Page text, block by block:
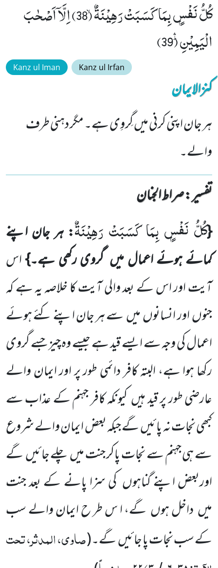
كُلُّ نَفْسٍۭ بِمَا كَسَبَتْ رَهِیْنَةٌۙ (38) اِلَّاۤ اَصْحٰبَ
الْیَمِیْنِؕۛ (39)
Kanz ul Iman Kanz ul Irfan
کنزالایمان
ہر جان اپنی کرنی میں گِروِی ہے۔ مگر دہنی طرف
والے۔
تفسیر : ‎صراط الجنان
{كُلُّ نَفْسٍۭ بِمَا كَسَبَتْ رَهِیْنَةٌ: ہر جان اپنے
کمائے ہوئے اعمال میں گروی رکھی ہے۔}اس
آیت اور اس کے بعد والی آیت کا خلاصہ یہ ہے کہ
جنوںاور انسانوںمیںسے ہر جان اپنے کئے ہوئے
اعمال کی وجہ سے ایسے قید ہے جیسے وہ چیز جسے گروی
رکھا ہوا ہے، البتہ کافر دائمی طور پر اور ایمان والے
عارضی طور پر قید ہیں کیونکہ کافر جہنم کے عذاب سے
کبھی نجات نہ پائیںگے جبکہ بعض ایمان والے شروع
سے ہی جہنم سے نجات پاکر جنت میںچلے جائیںگے
اوربعض اپنے گناہوں کی سزا پانے کے بعد جنت
میںداخل ہوں گے، ا س طر ح ایمان والے سب
کے سب نجات پا جائیںگے۔(صاوی، المدثر، تحت